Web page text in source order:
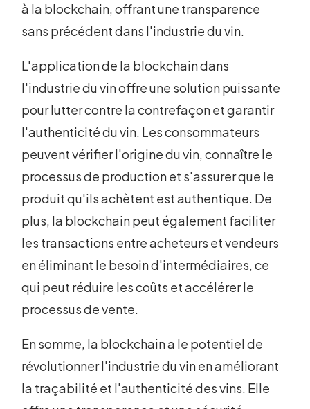
à la blockchain, offrant une transparence
sans précédent dans l'industrie du vin.
L'application de la blockchain dans
l'industrie du vin offre une solution puissante
pour lutter contre la contrefaçon et garantir
l'authenticité du vin. Les consommateurs
peuvent vérifier l'origine du vin, connaître le
processus de production et s'assurer que le
produit qu'ils achètent est authentique. De
plus, la blockchain peut également faciliter
les transactions entre acheteurs et vendeurs
en éliminant le besoin d'intermédiaires, ce
qui peut réduire les coûts et accélérer le
processus de vente.
En somme, la blockchain a le potentiel de
révolutionner l'industrie du vin en améliorant
la traçabilité et l'authenticité des vins. Elle